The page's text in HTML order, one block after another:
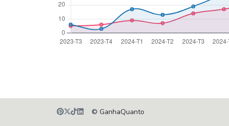
© GanhaQuanto